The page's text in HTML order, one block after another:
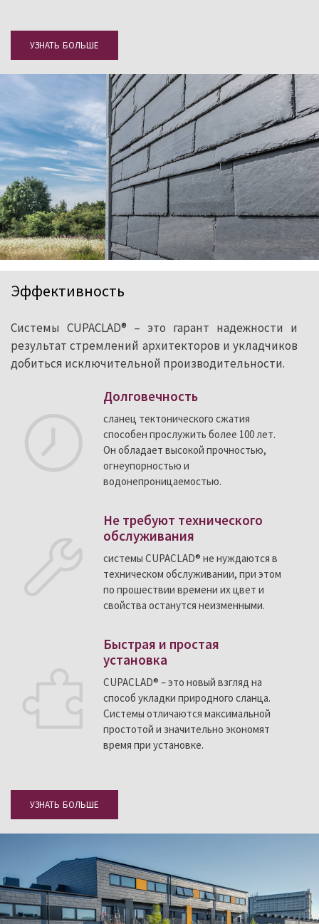
УЗНАТЬ БОЛЬШЕ
Эффективность
Системы CUPACLAD® – это гарант надежности и
результат стремлений архитекторов и укладчиков
добиться исключительной производительности.
Долговечность
сланец тектонического сжатия
способен прослужить более 100 лет.
Он обладает высокой прочностью,
огнеупорностью и
водонепроницаемостью.
Не требуют технического
обслуживания
системы CUPACLAD® не нуждаются в
техническом обслуживании, при этом
по прошествии времени их цвет и
свойства останутся неизменными.
Быстрая и простая
установка
CUPACLAD® – это новый взгляд на
способ укладки природного сланца.
Системы отличаются максимальной
простотой и значительно экономят
время при установке.
УЗНАТЬ БОЛЬШЕ